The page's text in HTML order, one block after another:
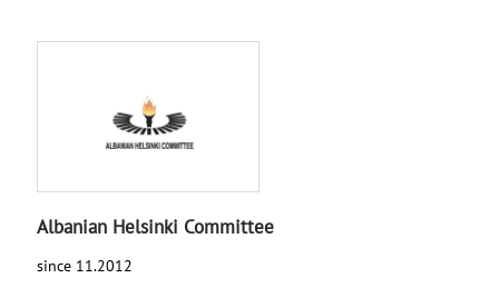
Albanian Helsinki Committee
since 11.2012